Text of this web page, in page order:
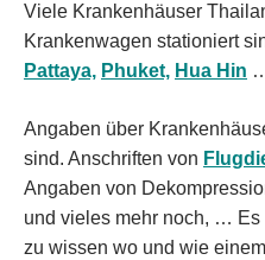
Viele Krankenhäuser
Krankenwagen stationiert
Pattaya, Phuket, Hua Hin
Angaben über
sind. Anschriften von
Angaben von
und vieles mehr noch, … Es
zu wissen wo und wie